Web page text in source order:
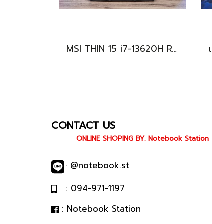
MSI THIN 15 i7-13620H RTX-2050(4GB) Ram8 SSD512 จอ15.6 FHD 144Hz สเปคเกมมิ่ง คีย์บอร์ดไฟสีฟ้า ดีไซน์เรียบหรู น้ำหนักเบาไม่ถึง2kg เครื่องมีประกันศูนย์พร้อมใช้งานในราคาสุดคุ้มเพียง 18,500.-เท่านั้น
CONTACT US
ONLINE SHOPING BY. Notebook Station
: @notebook.st
: 094-971-1197
: Notebook Station